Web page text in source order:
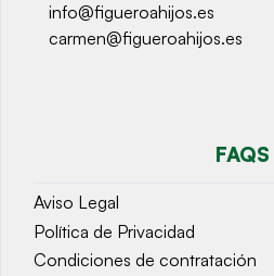
info@figueroahijos.es
carmen@figueroahijos.es
FAQS
Aviso Legal
Política de Privacidad
Condiciones de contratación